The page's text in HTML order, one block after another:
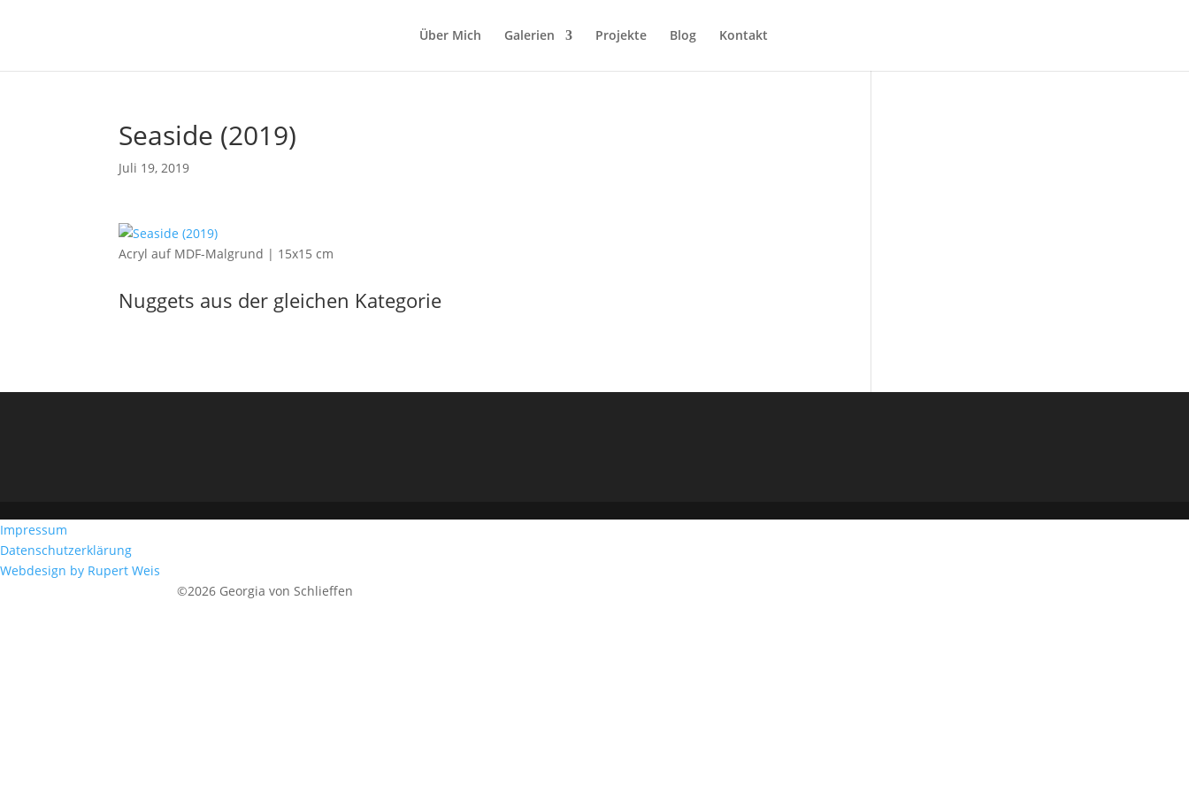
Über Mich Galerien Projekte Blog Kontakt
Seaside (2019)
Juli 19, 2019
Acryl auf MDF-Malgrund | 15x15 cm
Nuggets aus der gleichen Kategorie
Impressum
Datenschutzerklärung
Webdesign by Rupert Weis
©2026 Georgia von Schlieffen